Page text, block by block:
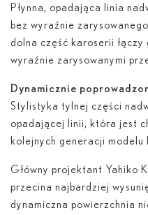
Płynna, opadająca linia
bez wyraźnie
dolna część karoserii łączy
wyraźnie zarysowanymi
Dynamicznie
Stylistyka tylnej części
opadającej linii, która jest
kolejnych generacji modelu
Główny projektant Yahiko
przecina najbardziej
dynamiczna powierzchnia